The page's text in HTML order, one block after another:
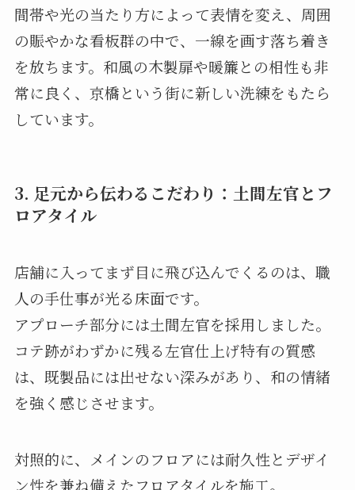
間帯や光の当たり方によって表情を変え、周囲
の賑やかな看板群の中で、一線を画す落ち着き
を放ちます。和風の木製扉や暖簾との相性も非
常に良く、京橋という街に新しい洗練をもたら
しています。
3. 足元から伝わるこだわり：土間左官とフ
ロアタイル
店舗に入ってまず目に飛び込んでくるのは、職
人の手仕事が光る床面です。
アプローチ部分には土間左官を採用しました。
コテ跡がわずかに残る左官仕上げ特有の質感
は、既製品には出せない深みがあり、和の情緒
を強く感じさせます。
対照的に、メインのフロアには耐久性とデザイ
ン性を兼ね備えたフロアタイルを施工。